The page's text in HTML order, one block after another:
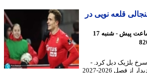
قلعه نویی در
14 ساعت پیش - شنبه 17
دبل کرد. -
جماران ورزشی؛ در دومین دیدار از فصل 2026-2027